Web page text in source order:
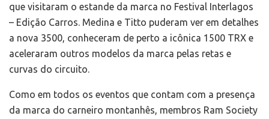
que visitaram o estande da marca no Festival Interlagos
– Edição Carros. Medina e Titto puderam ver em detalhes
a nova 3500, conheceram de perto a icônica 1500 TRX e
aceleraram outros modelos da marca pelas retas e
curvas do circuito.
Como em todos os eventos que contam com a presença
da marca do carneiro montanhês, membros Ram Society